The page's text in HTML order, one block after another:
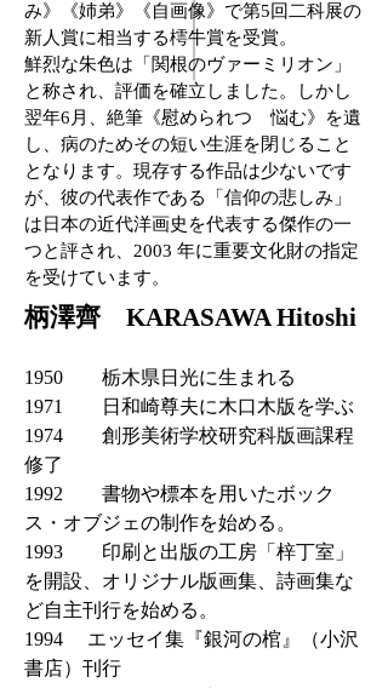
み》《姉弟》《自画像》で第5回二科展の
新人賞に相当する樗牛賞を受賞。
鮮烈な朱色は「関根のヴァーミリオン」
と称され、評価を確立しました。しかし
翌年6月、絶筆《慰められつゝ悩む》を遺
し、病のためその短い生涯を閉じること
となります。 現存する作品は少ないです
が、彼の代表作である「信仰の悲しみ」
は日本の近代洋画史を代表する傑作の一
つと評され、2003 年に重要文化財の指定
を受けています。
柄澤齊 KARASAWA Hitoshi
1950 栃木県日光に生まれる
1971 日和崎尊夫に木口木版を学ぶ
1974 創形美術学校研究科版画課程
修了
1992 書物や標本を用いたボック
ス・オブジェの制作を始める。
1993 印刷と出版の工房「梓丁室」
を開設、オリジナル版画集、詩画集な
ど自主刊行を始める。
1994 エッセイ集『銀河の棺』（小沢
書店）刊行